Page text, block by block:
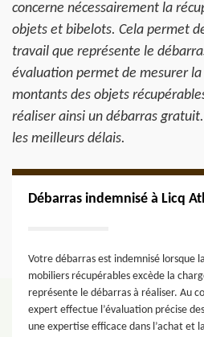
concerne nécessairement la
objets et bibelots. Cela permet
travail que représente le
évaluation permet de mesurer
montants des objets
réaliser ainsi un débarras
les meilleurs délais.
Débarras indemnisé à Licq
Votre débarras est indemnisé lorsque
mobiliers récupérables excède la
représente le débarras à réaliser. Au
expert effectue l’évaluation précise
une expertise efficace dans l’achat et